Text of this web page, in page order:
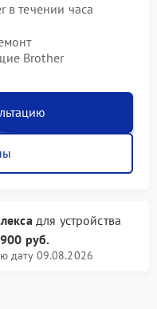
течении часа
Brother
для устройства
900 руб.
дату 09.08.2026